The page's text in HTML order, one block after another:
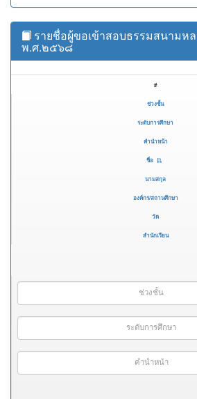
รายชื่อผู้ขอเข้าสอบธรรมสนามหล
พ.ศ.๒๕๖๘
#
ช่วงชั้น
ระดับการศึกษา
คำนำหน้า
ชื่อ
นามสกุล
องค์กร/สถานศึกษา
วัด
สำนักเรียน
ช่วงชั้น
ระดับการศึกษา
คำนำหน้า